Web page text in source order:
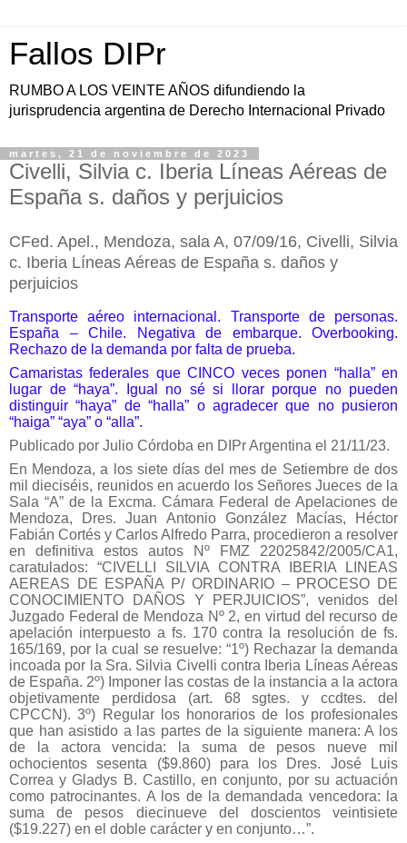
Fallos DIPr
RUMBO A LOS VEINTE AÑOS difundiendo la
jurisprudencia argentina de Derecho Internacional Privado
martes, 21 de noviembre de 2023
Civelli, Silvia c. Iberia Líneas Aéreas de
España s. daños y perjuicios
CFed. Apel., Mendoza, sala A, 07/09/16, Civelli, Silvia
c. Iberia Líneas Aéreas de España s. daños y
perjuicios
Transporte aéreo internacional. Transporte de personas.
España – Chile. Negativa de embarque. Overbooking.
Rechazo de la demanda por falta de prueba.
Camaristas federales que CINCO veces ponen “halla” en
lugar de “haya”. Igual no sé si llorar porque no pueden
distinguir “haya” de “halla” o agradecer que no pusieron
“haiga” “aya” o “alla”.
Publicado por Julio Córdoba en DIPr Argentina el 21/11/23.
En Mendoza, a los siete días del mes de Setiembre de dos
mil dieciséis, reunidos en acuerdo los Señores Jueces de la
Sala “A” de la Excma. Cámara Federal de Apelaciones de
Mendoza, Dres. Juan Antonio González Macías, Héctor
Fabián Cortés y Carlos Alfredo Parra, procedieron a resolver
en definitiva estos autos Nº FMZ 22025842/2005/CA1,
caratulados: “CIVELLI SILVIA CONTRA IBERIA LINEAS
AEREAS DE ESPAÑA P/ ORDINARIO – PROCESO DE
CONOCIMIENTO DAÑOS Y PERJUICIOS”, venidos del
Juzgado Federal de Mendoza Nº 2, en virtud del recurso de
apelación interpuesto a fs. 170 contra la resolución de fs.
165/169, por la cual se resuelve: “1º) Rechazar la demanda
incoada por la Sra. Silvia Civelli contra Iberia Líneas Aéreas
de España. 2º) Imponer las costas de la instancia a la actora
objetivamente perdidosa (art. 68 sgtes. y ccdtes. del
CPCCN). 3º) Regular los honorarios de los profesionales
que han asistido a las partes de la siguiente manera: A los
de la actora vencida: la suma de pesos nueve mil
ochocientos sesenta ($9.860) para los Dres. José Luis
Correa y Gladys B. Castillo, en conjunto, por su actuación
como patrocinantes. A los de la demandada vencedora: la
suma de pesos diecinueve del doscientos veintisiete
($19.227) en el doble carácter y en conjunto…”.